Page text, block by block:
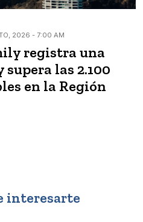
2026 - 7:00 AM
registra una
supera las 2.100
en la Región
interesarte